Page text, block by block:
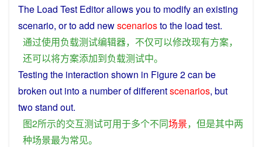
The Load Test Editorallowsyou to modifyan existing
scenario, or toadd newscenariosto the load test.
通过使用负载测试编辑器， 不仅可以修改现有方案，
还可以将方案添加到负载测试中。
Testing the interaction shown in Figure2can be
broken out into a numberofdifferentscenarios, but
twostand out.
图2所示的交互测试可用于多个不同场景， 但是其中两
种场景最为常见。